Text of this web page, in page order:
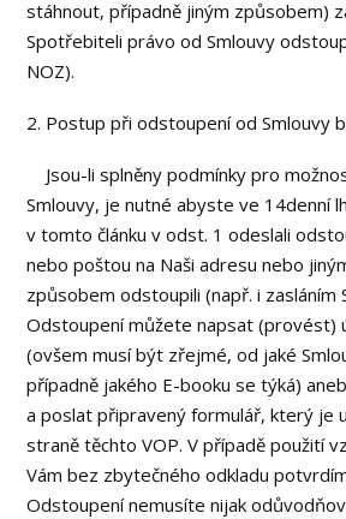
stáhnout, případně jiným způsobem)
Spotřebiteli právo od Smlouvy
NOZ).
2. Postup při odstoupení od Smlouvy
Jsou-li splněny podmínky pro
Smlouvy, je nutné abyste ve 14denní
v tomto článku v odst. 1 odeslali
nebo poštou na Naši adresu nebo
způsobem odstoupili (např. i zasláním
Odstoupení můžete napsat (provést)
(ovšem musí být zřejmé, od jaké
případně jakého E-booku se týká)
a poslat připravený formulář, který je
straně těchto VOP. V případě použití
Vám bez zbytečného odkladu
Odstoupení nemusíte nijak